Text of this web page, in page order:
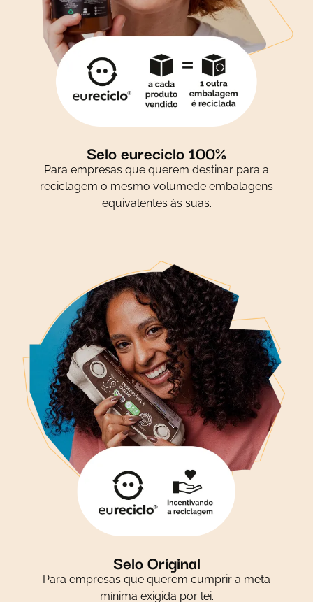
Selo eureciclo 100%
Para empresas que querem destinar para a
reciclagem o mesmo volumede embalagens
equivalentes às suas.
Selo Original
Para empresas que querem cumprir a meta
mínima exigida por lei.